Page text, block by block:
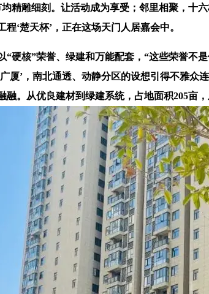
雕细刻。让活动成为享受；邻里相聚，十
‘楚天杯’，正在这场天门人居嘉会中。
核”荣誉、绿建和万能配套，“这些荣誉不
厦’，南北通透、动静分区的设想引得不雅
融。从优良建材到绿建系统，占地面积205亩